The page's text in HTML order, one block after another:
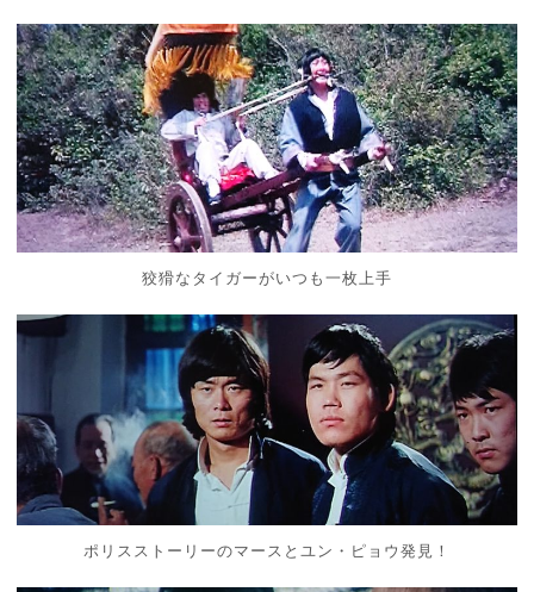
狡猾なタイガーがいつも一枚上手
ポリスストーリーのマースとユン・ピョウ発見！